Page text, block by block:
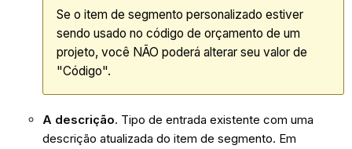
Se o item de segmento personalizado estiver
sendo usado no código de orçamento de um
projeto, você NÃO poderá alterar seu valor de
"Código".
A descrição. Tipo de entrada existente com uma
descrição atualizada do item de segmento. Em